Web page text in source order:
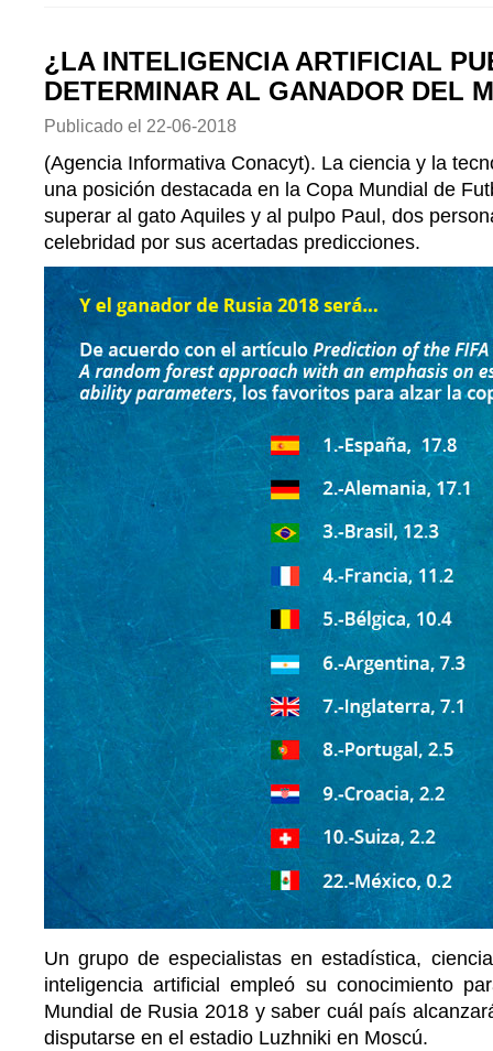
¿LA INTELIGENCIA ARTIFICIAL
DETERMINAR AL GANADOR DEL
Publicado el 22-06-2018
(Agencia Informativa Conacyt). La ciencia y la
una posición destacada en la Copa Mundial de
superar al gato Aquiles y al pulpo Paul, dos
celebridad por sus acertadas predicciones.
Un grupo de especialistas en estadística,
inteligencia artificial empleó su conocimiento
Mundial de Rusia 2018 y saber cuál país
disputarse en el estadio Luzhniki en Moscú.